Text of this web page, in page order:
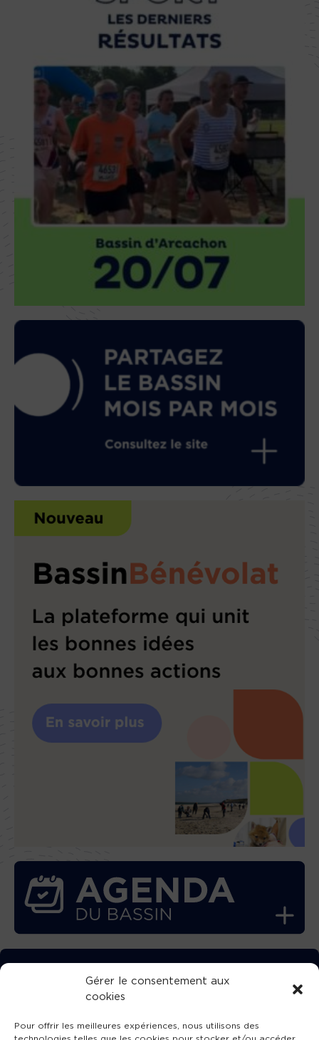
Gérer le consentement aux
cookies
Pour offrir les meilleures expériences, nous utilisons des
TÉLÉCHARGEZ GRATUITEMENT
L’APPLICATION TVBA !